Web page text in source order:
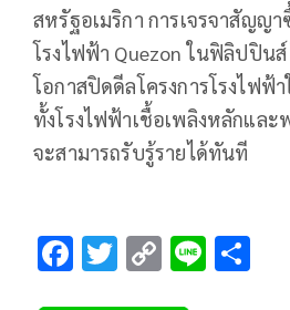
สหรัฐอเมริกา การเจรจาสัญญ
โรงไฟฟ้า Quezon ในฟิลิปปิน
โอกาสปิดดีลโครงการโรงไฟฟ้
ทั้งโรงไฟฟ้าเชื้อเพลิงหลักและ
จะสามารถรับรู้รายได้ทันที
F T C Li